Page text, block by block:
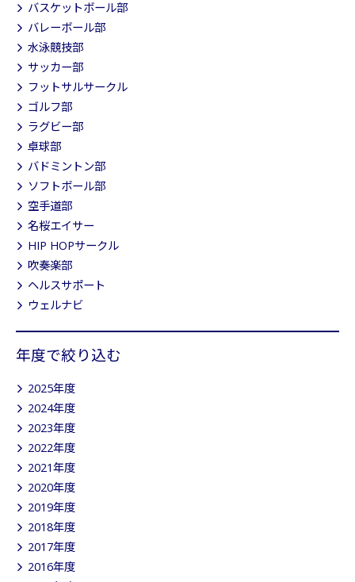
バスケットボール部
バレーボール部
水泳競技部
サッカー部
フットサルサークル
ゴルフ部
ラグビー部
卓球部
バドミントン部
ソフトボール部
空手道部
名桜エイサー
HIP HOPサークル
吹奏楽部
ヘルスサポート
ウェルナビ
年度で絞り込む
2025年度
2024年度
2023年度
2022年度
2021年度
2020年度
2019年度
2018年度
2017年度
2016年度